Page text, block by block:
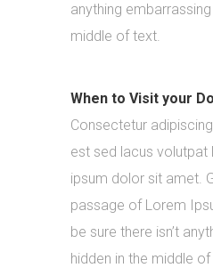
anything
middle of text.
When to Visit your
Consectetur
est sed lacus volutpat
ipsum dolor sit amet.
passage of Lorem
be sure there isn’t
hidden in the middle